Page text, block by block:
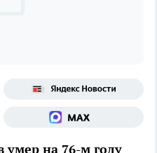
умер на 76-м году